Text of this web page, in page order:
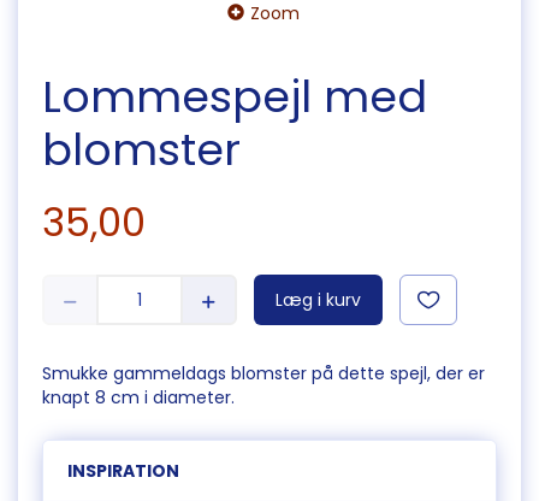
Zoom
Lommespejl med
blomster
35,00
Læg i kurv
Smukke gammeldags blomster på dette spejl, der er
knapt 8 cm i diameter.
INSPIRATION